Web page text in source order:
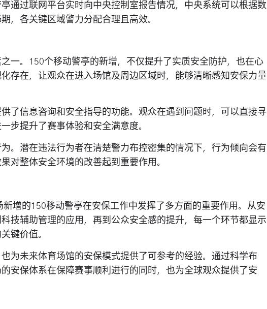
通过联网平台实时向中央控制室报告情况，中央系统可以根据数
，各关键区域警力分配合理且高效。
一。150个移动警亭的新增，不仅提升了实质安全防护，也在心
存在，让观众在进入场馆及周边区域时，能够清晰感知安保力量
了信息咨询和安全指导的功能。观众在遇到问题时，可以直接寻
步提升了赛事体验和安全满意度。
。潜在违法行为者在清楚警力布控密集的情况下，行为倾向会有
对整体安全环境的改善起到重要作用。
增的150移动警亭在安保工作中发挥了多方面的重要作用。从安
技辅助管理的应用，再到公众安全感的提升，每一个环节都显示
键价值。
为未来体育场馆的安保模式提供了可参考的经验。通过科学布
安保体系在保障赛事顺利进行的同时，也为全球观众提供了安